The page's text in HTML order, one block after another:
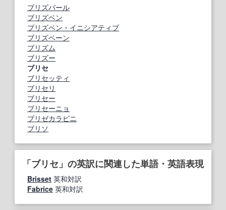
ブリズバール
ブリズベン
ブリズベン・イニシアティブ
ブリズベーン
ブリズム
ブリズー
ブリセ
ブリセッティ
ブリセリ
ブリセー
ブリセーニョ
ブリゼカラビニ
ブリソ
「ブリセ」の英訳に関連した単語・英語表現
Brisset 英和対訳
Fabrice 英和対訳